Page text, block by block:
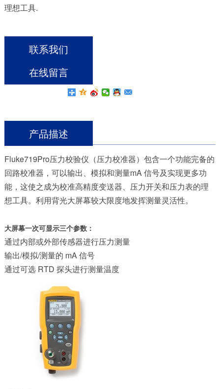
理想工具.
联系我们
在线留言
产品描述
Fluke719Pro压力校验仪（压力校准器）包含一个功能完备的
回路校准器，可以输出、模拟和测量mA 信号及实现更多功
能，这使之成为校准高精度变送器、压力开关和压力表的理
想工具。利用背光大屏幕较大限度地发挥测量灵活性。
大屏幕一次可显示三个参数：
通过内部或外部传感器进行压力测量
输出/模拟/测量的 mA 信号
通过可选 RTD 探头进行测量温度